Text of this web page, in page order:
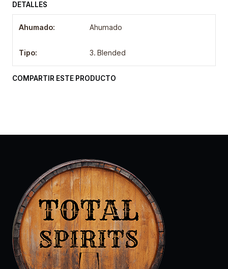
DETALLES
Ahumado: Ahumado
Tipo: 3. Blended
COMPARTIR ESTE PRODUCTO